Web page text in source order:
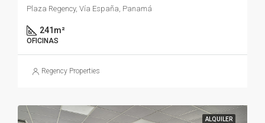
Plaza Regency, Vía España, Panamá
241 m²
OFICINAS
Regency Properties
ALQUILER